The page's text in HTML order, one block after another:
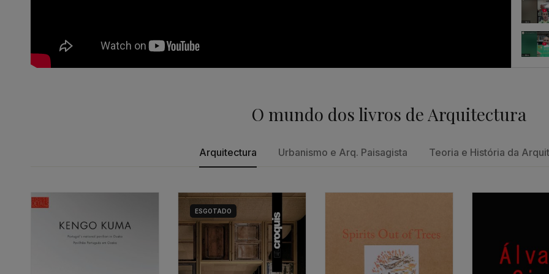
O mundo dos livros de Arquitectura
Arquitectura Urbanismo e Arq. Paisagista Teoria e História da
ESGOTADO